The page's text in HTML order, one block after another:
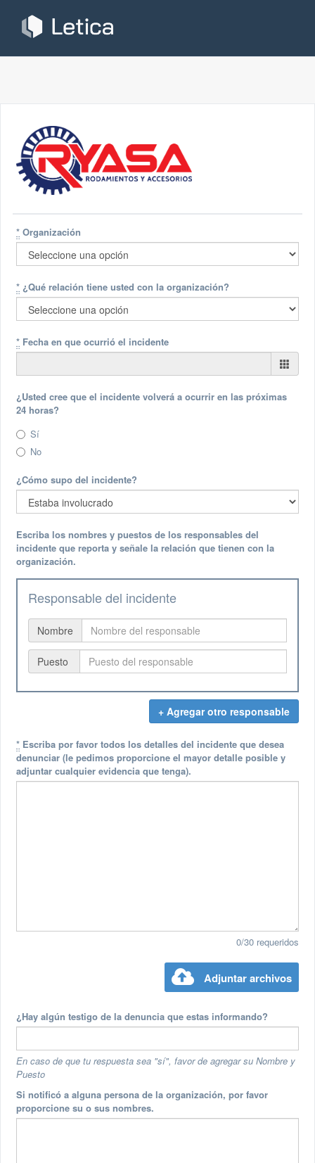
* Organización
* ¿Qué relación tiene usted con la organización?
* Fecha en que ocurrió el incidente
¿Usted cree que el incidente volverá a ocurrir en las próximas
24 horas?
Sí
No
¿Cómo supo del incidente?
Escriba los nombres y puestos de los responsables del
incidente que reporta y señale la relación que tienen con la
organización.
Responsable del incidente
Nombre
Puesto
+ Agregar otro responsable
* Escriba por favor todos los detalles del incidente que desea
denunciar (le pedimos proporcione el mayor detalle posible y
adjuntar cualquier evidencia que tenga).
0/30 requeridos
Adjuntar archivos
¿Hay algún testigo de la denuncia que estas informando?
En caso de que tu respuesta sea "sí", favor de agregar su Nombre y
Puesto
Si notificó a alguna persona de la organización, por favor
proporcione su o sus nombres.